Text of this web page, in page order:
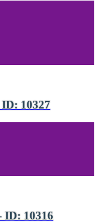
ID: 10327
ID: 10316